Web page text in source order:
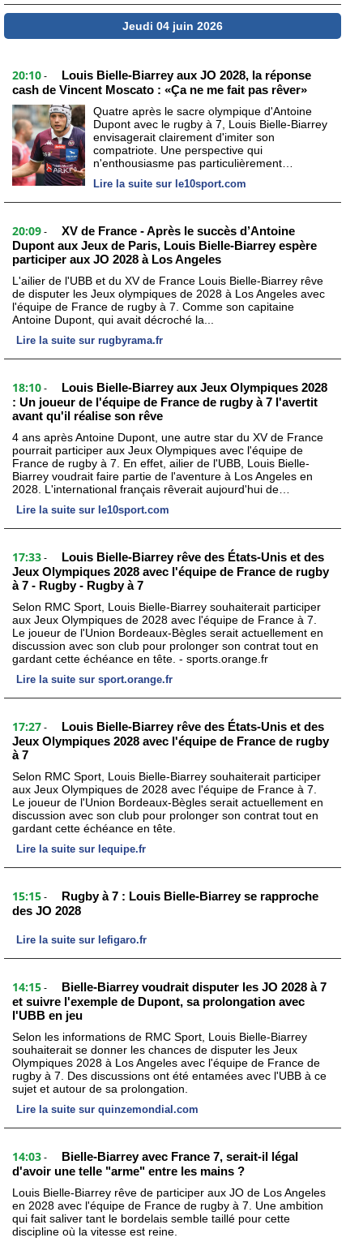
Jeudi 04 juin 2026
20:10 -
Louis Bielle-Biarrey aux JO 2028, la réponse
cash de Vincent Moscato : «Ça ne me fait pas rêver»
Quatre après le sacre olympique d'Antoine
Dupont avec le rugby à 7, Louis Bielle-Biarrey
envisagerait clairement d'imiter son
compatriote. Une perspective qui
n'enthousiasme pas particulièrement…
Lire la suite sur le10sport.com
20:09 -
XV de France - Après le succès d’Antoine
Dupont aux Jeux de Paris, Louis Bielle-Biarrey espère
participer aux JO 2028 à Los Angeles
L'ailier de l'UBB et du XV de France Louis Bielle-Biarrey rêve
de disputer les Jeux olympiques de 2028 à Los Angeles avec
l'équipe de France de rugby à 7. Comme son capitaine
Antoine Dupont, qui avait décroché la...
Lire la suite sur rugbyrama.fr
18:10 -
Louis Bielle-Biarrey aux Jeux Olympiques 2028
: Un joueur de l'équipe de France de rugby à 7 l'avertit
avant qu'il réalise son rêve
4 ans après Antoine Dupont, une autre star du XV de France
pourrait participer aux Jeux Olympiques avec l'équipe de
France de rugby à 7. En effet, ailier de l'UBB, Louis Bielle-
Biarrey voudrait faire partie de l'aventure à Los Angeles en
2028. L'international français rêverait aujourd'hui de…
Lire la suite sur le10sport.com
17:33 -
Louis Bielle-Biarrey rêve des États-Unis et des
Jeux Olympiques 2028 avec l'équipe de France de rugby
à 7 - Rugby - Rugby à 7
Selon RMC Sport, Louis Bielle-Biarrey souhaiterait participer
aux Jeux Olympiques de 2028 avec l'équipe de France à 7.
Le joueur de l'Union Bordeaux-Bègles serait actuellement en
discussion avec son club pour prolonger son contrat tout en
gardant cette échéance en tête. - sports.orange.fr
Lire la suite sur sport.orange.fr
17:27 -
Louis Bielle-Biarrey rêve des États-Unis et des
Jeux Olympiques 2028 avec l'équipe de France de rugby
à 7
Selon RMC Sport, Louis Bielle-Biarrey souhaiterait participer
aux Jeux Olympiques de 2028 avec l'équipe de France à 7.
Le joueur de l'Union Bordeaux-Bègles serait actuellement en
discussion avec son club pour prolonger son contrat tout en
gardant cette échéance en tête.
Lire la suite sur lequipe.fr
15:15 -
Rugby à 7 : Louis Bielle-Biarrey se rapproche
des JO 2028
Lire la suite sur lefigaro.fr
14:15 -
Bielle-Biarrey voudrait disputer les JO 2028 à 7
et suivre l'exemple de Dupont, sa prolongation avec
l'UBB en jeu
Selon les informations de RMC Sport, Louis Bielle-Biarrey
souhaiterait se donner les chances de disputer les Jeux
Olympiques 2028 à Los Angeles avec l'équipe de France de
rugby à 7. Des discussions ont été entamées avec l'UBB à ce
sujet et autour de sa prolongation.
Lire la suite sur quinzemondial.com
14:03 -
Bielle-Biarrey avec France 7, serait-il légal
d'avoir une telle "arme" entre les mains ?
Louis Bielle-Biarrey rêve de participer aux JO de Los Angeles
en 2028 avec l'équipe de France de rugby à 7. Une ambition
qui fait saliver tant le bordelais semble taillé pour cette
discipline où la vitesse est reine.